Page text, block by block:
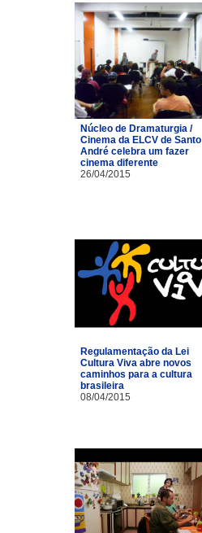
Núcleo de Dramaturgia /
Cinema da ELCV de Santo
André celebra um fazer
cinema diferente
26/04/2015
Regulamentação da Lei
Cultura Viva abre novos
caminhos para a cultura
brasileira
08/04/2015